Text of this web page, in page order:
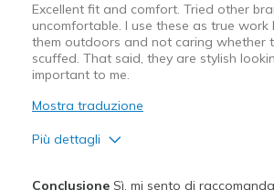
Excellent fit and comfort. Tried other
uncomfortable. I use these as true
them outdoors and not caring whether
scuffed. That said, they are stylish
important to me.
Mostra traduzione
Più dettagli
ConclusioneSì, mi sento di